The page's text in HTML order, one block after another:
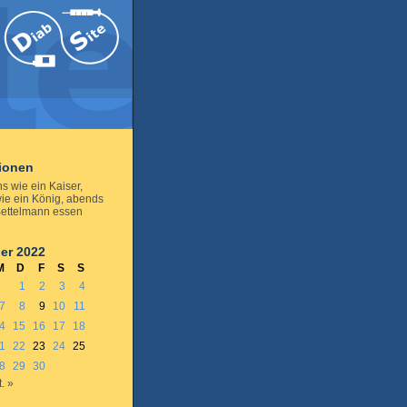
wie ein Kaiser,
ein König, abends
essen
2022
D F S
S
1
2 3
4
7 8 9 10
11
15 16 17
18
22 23 24 25
29
30
»